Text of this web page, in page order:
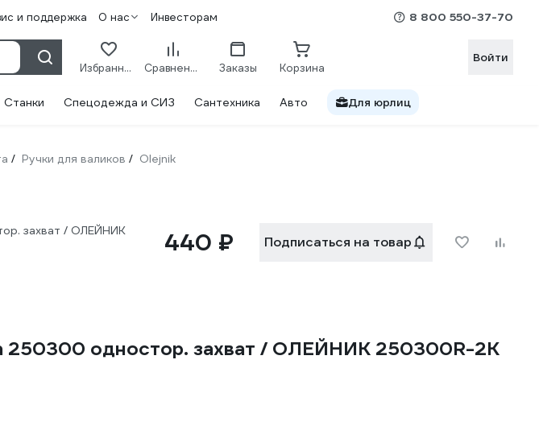
и поддержка О нас Инвесторам 8 800 550-37-70
Избранное Сравнение Заказы Корзина
Войти
Станки Спецодежда и СИЗ Сантехника Авто Для юрлиц
/ Ручки для валиков / Olejnik
захват / ОЛЕЙНИК
440 ₽ Подписаться на товар
250300 одностор. захват / ОЛЕЙНИК 250300R-2K